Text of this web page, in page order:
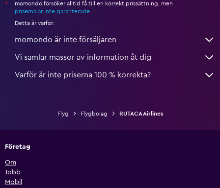
*
momondo försöker alltid få till en korrekt prissättning, men
priserna är inte garanterade
Detta är varför:
momondo är inte försäljaren
Vi samlar massor av information åt dig
Varför är inte priserna 100 % korrekta?
Flyg Flygbolag RUTACA Airlines
Företag
Om
Jobb
Mobil